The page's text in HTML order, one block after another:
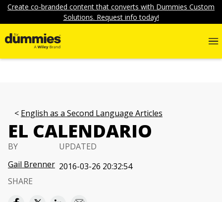
Create co-branded content that converts with Dummies Custom
Solutions. Request info today!
English as a Second Language Articles
EL CALENDARIO
BY
Gail Brenner
UPDATED
2016-03-26 20:32:54
SHARE